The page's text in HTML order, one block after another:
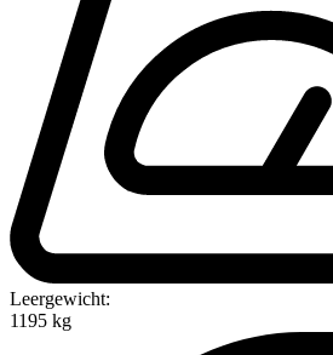
Leergewicht:
1195 kg